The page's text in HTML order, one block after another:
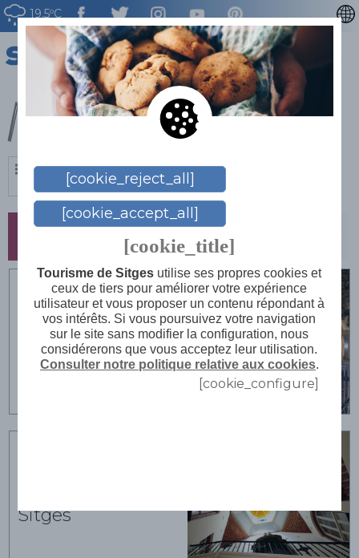
19.5ºC
CATALÀ
ENGLISH
ESPAÑOL
Malvoisie
Bodegas Torre
del Veguer
Sitges
[cookie_reject_all]
[cookie_accept_all]
[cookie_title]
Tourisme de Sitges utilise ses propres cookies et
ceux de tiers pour améliorer votre expérience
utilisateur et vous proposer un contenu répondant à
vos intérêts. Si vous poursuivez votre navigation
sur le site sans modifier la configuration, nous
considérerons que vous acceptez leur utilisation.
Consulter notre politique relative aux cookies.
[cookie_configure]